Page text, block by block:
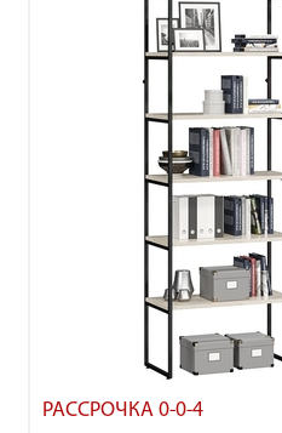
РАССРОЧКА 0-0-4